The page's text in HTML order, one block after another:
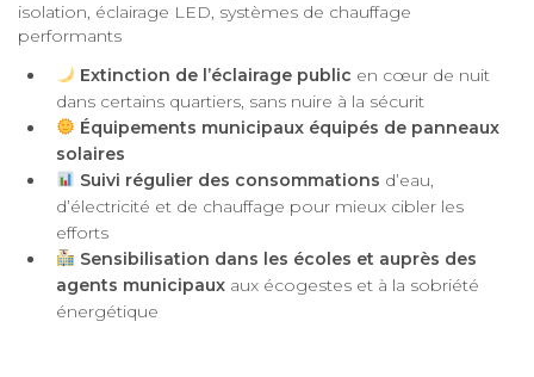
isolation, éclairage LED, systèmes de chauffage
performants
Extinction de l’éclairage public en cœur de nuit
dans certains quartiers, sans nuire à la sécurit
Équipements municipaux équipés de panneaux
solaires
Suivi régulier des consommations d’eau,
d’électricité et de chauffage pour mieux cibler les
efforts
Sensibilisation dans les écoles et auprès des
agents municipaux aux écogestes et à la sobriété
énergétique